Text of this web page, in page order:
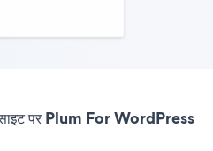
पर Plum For WordPress